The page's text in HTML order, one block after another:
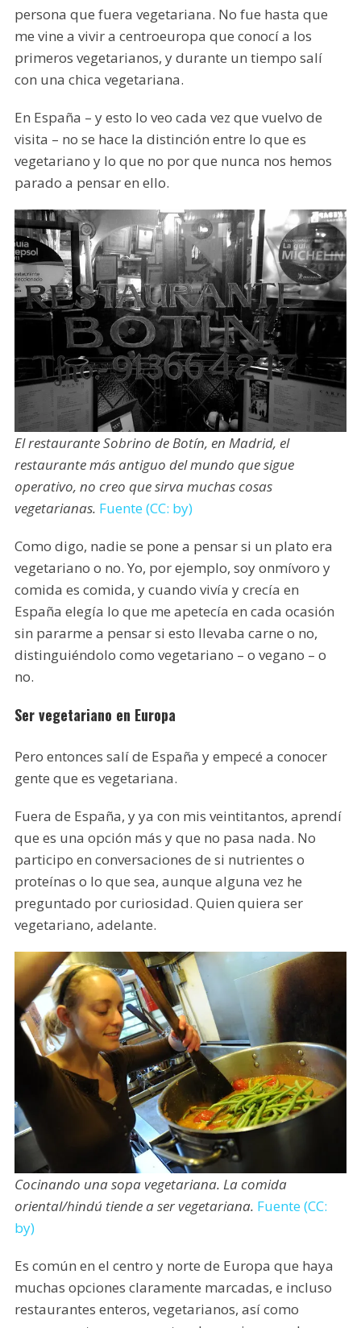
persona que fuera vegetariana. No fue hasta que
me vine a vivir a centroeuropa que conocí a los
primeros vegetarianos, y durante un tiempo salí
con una chica vegetariana.
En España – y esto lo veo cada vez que vuelvo de
visita – no se hace la distinción entre lo que es
vegetariano y lo que no por que nunca nos hemos
parado a pensar en ello.
El restaurante Sobrino de Botín, en Madrid, el
restaurante más antiguo del mundo que sigue
operativo, no creo que sirva muchas cosas
vegetarianas. Fuente (CC: by)
Como digo, nadie se pone a pensar si un plato era
vegetariano o no. Yo, por ejemplo, soy onmívoro y
comida es comida, y cuando vivía y crecía en
España elegía lo que me apetecía en cada ocasión
sin pararme a pensar si esto llevaba carne o no,
distinguiéndolo como vegetariano – o vegano – o
no.
Ser vegetariano en Europa
Pero entonces salí de España y empecé a conocer
gente que es vegetariana.
Fuera de España, y ya con mis veintitantos, aprendí
que es una opción más y que no pasa nada. No
participo en conversaciones de si nutrientes o
proteínas o lo que sea, aunque alguna vez he
preguntado por curiosidad. Quien quiera ser
vegetariano, adelante.
Cocinando una sopa vegetariana. La comida
oriental/hindú tiende a ser vegetariana. Fuente (CC:
by)
Es común en el centro y norte de Europa que haya
muchas opciones claramente marcadas, e incluso
restaurantes enteros, vegetarianos, así como